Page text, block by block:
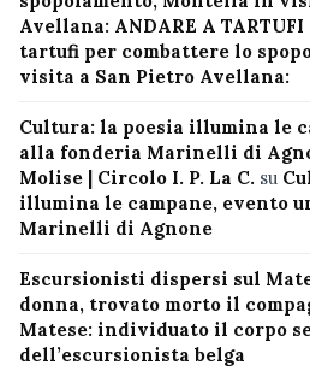
Avellana: ANDARE A TARTUFI
tartufi per combattere lo
visita a San Pietro Avellana:
Cultura: la poesia illumina le
alla fonderia Marinelli di
Molise | Circolo I. P. La C. su
illumina le campane, evento
Marinelli di Agnone
Escursionisti dispersi sul
donna, trovato morto il
Matese: individuato il corpo
dell’escursionista belga